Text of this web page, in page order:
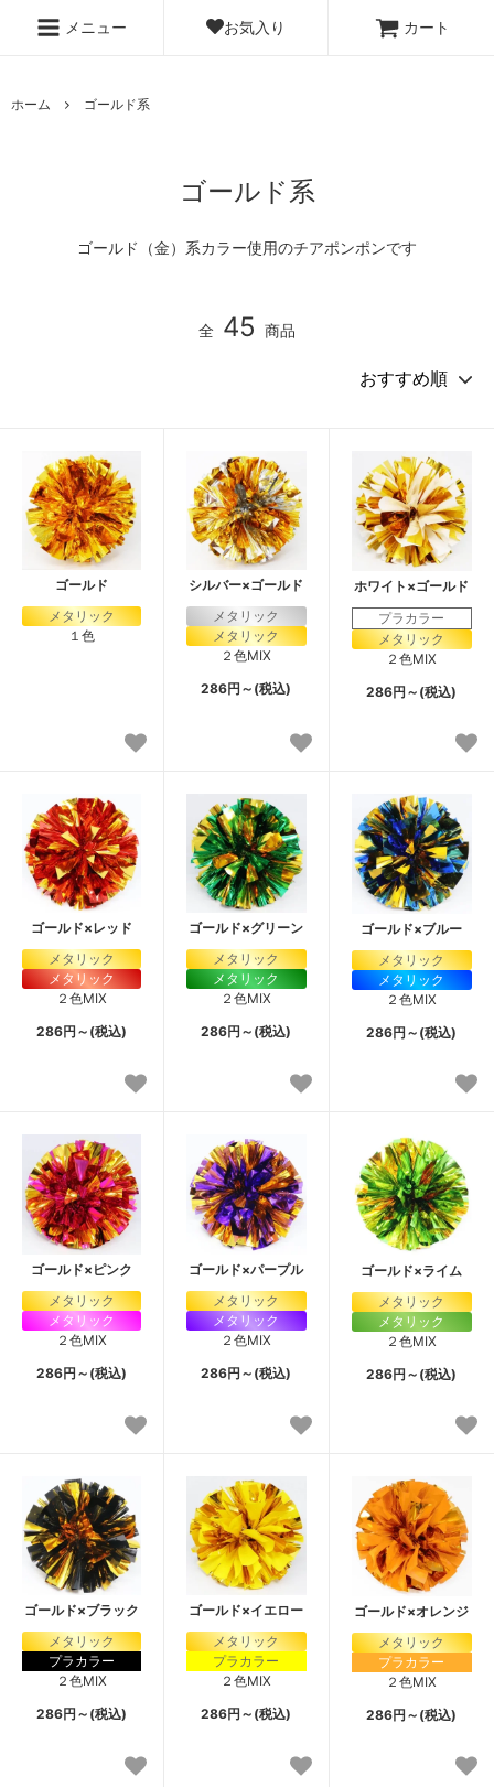
メニュー お気入り カート
ホーム ゴールド系
ゴールド系
ゴールド（金）系カラー使用のチアポンポンです
全 45 商品
ゴールド
メタリック
１色
シルバー×ゴールド
メタリック
メタリック
２色MIX
286円～(税込)
ホワイト×ゴールド
プラカラー
メタリック
２色MIX
286円～(税込)
ゴールド×レッド
メタリック
メタリック
２色MIX
286円～(税込)
ゴールド×グリーン
メタリック
メタリック
２色MIX
286円～(税込)
ゴールド×ブルー
メタリック
メタリック
２色MIX
286円～(税込)
ゴールド×ピンク
メタリック
メタリック
２色MIX
286円～(税込)
ゴールド×パープル
メタリック
メタリック
２色MIX
286円～(税込)
ゴールド×ライム
メタリック
メタリック
２色MIX
286円～(税込)
ゴールド×ブラック
メタリック
プラカラー
２色MIX
286円～(税込)
ゴールド×イエロー
メタリック
プラカラー
２色MIX
286円～(税込)
ゴールド×オレンジ
メタリック
プラカラー
２色MIX
286円～(税込)